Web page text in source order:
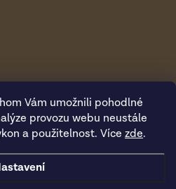
Vám umožnili pohodlné
provozu webu neustále
a použitelnost. Více zde.